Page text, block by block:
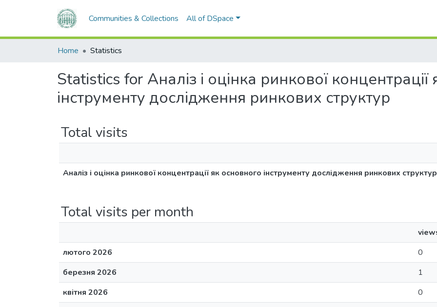
Communities & Collections All of DSpace
Home Statistics
Statistics for Аналіз і оцінка ринкової
інструменту дослідження ринкових структур
Total visits
Аналіз і оцінка ринкової концентрації як основного інструменту дослідження ринкових структур
Total visits per month
лютого 2026
0
березня 2026
1
квітня 2026
0